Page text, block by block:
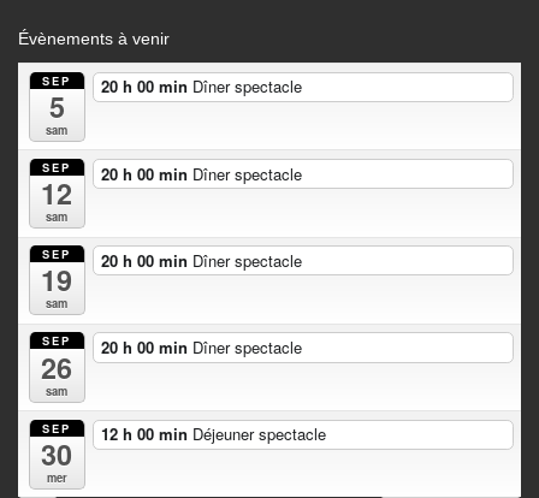
Évènements à venir
SEP
5
sam
20 h 00 min Dîner spectacle
SEP
12
sam
20 h 00 min Dîner spectacle
SEP
19
sam
20 h 00 min Dîner spectacle
SEP
26
sam
20 h 00 min Dîner spectacle
SEP
30
mer
12 h 00 min Déjeuner spectacle